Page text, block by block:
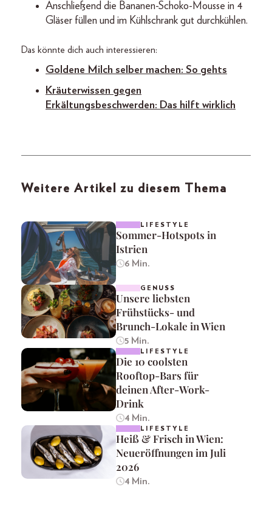
Anschließend die Bananen-Schoko-­Mousse in 4
Gläser füllen und im Kühlschrank gut durchkühlen.
Das könnte dich auch interessieren:
Goldene Milch selber machen: So gehts
Kräuterwissen gegen
Erkältungsbeschwerden: Das hilft wirklich
Weitere Artikel zu diesem Thema
LIFESTYLE
Sommer-Hotspots in
Istrien
6 Min.
GENUSS
Unsere liebsten
Frühstücks- und
Brunch-Lokale in Wien
5 Min.
LIFESTYLE
Die 10 coolsten
Rooftop-Bars für
deinen After-Work-
Drink
4 Min.
LIFESTYLE
Heiß & Frisch in Wien:
Neueröffnungen im Juli
2026
4 Min.